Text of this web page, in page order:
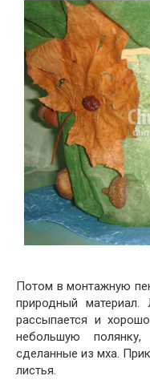
Потом в монтажную
природный
рассыпается и
небольшую
сделанные из мха.
листья.